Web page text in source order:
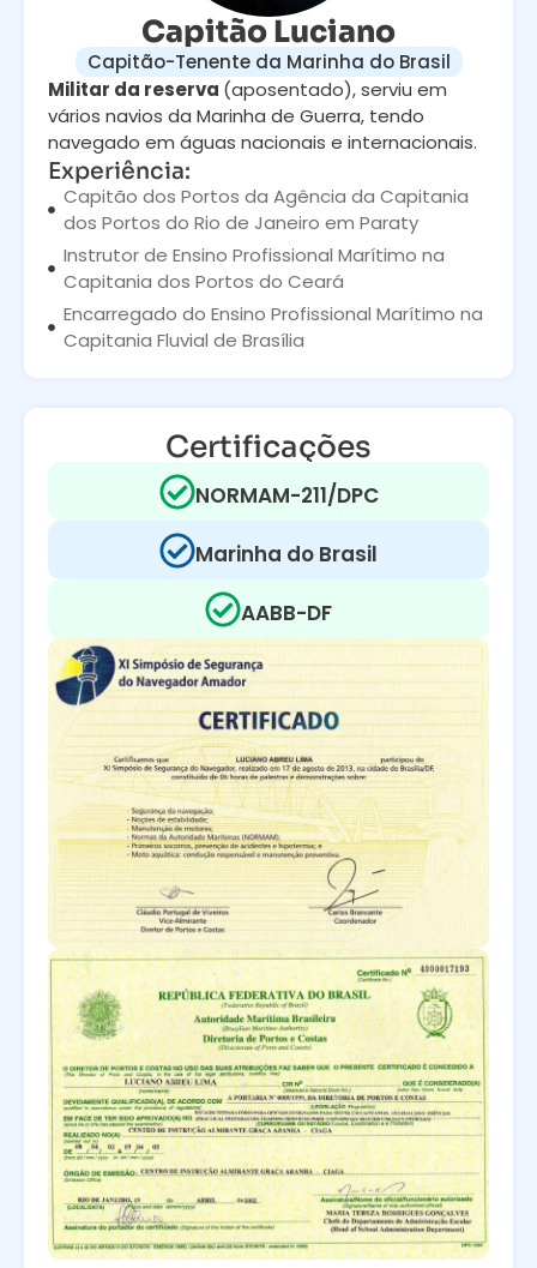
Capitão Luciano
Capitão-Tenente da Marinha do Brasil
Militar da reserva (aposentado), serviu em
vários navios da Marinha de Guerra, tendo
navegado em águas nacionais e internacionais.
Experiência:
Capitão dos Portos da Agência da Capitania
dos Portos do Rio de Janeiro em Paraty
Instrutor de Ensino Profissional Marítimo na
Capitania dos Portos do Ceará
Encarregado do Ensino Profissional Marítimo na
Capitania Fluvial de Brasília
Certificações
NORMAM-211/DPC
Marinha do Brasil
AABB-DF